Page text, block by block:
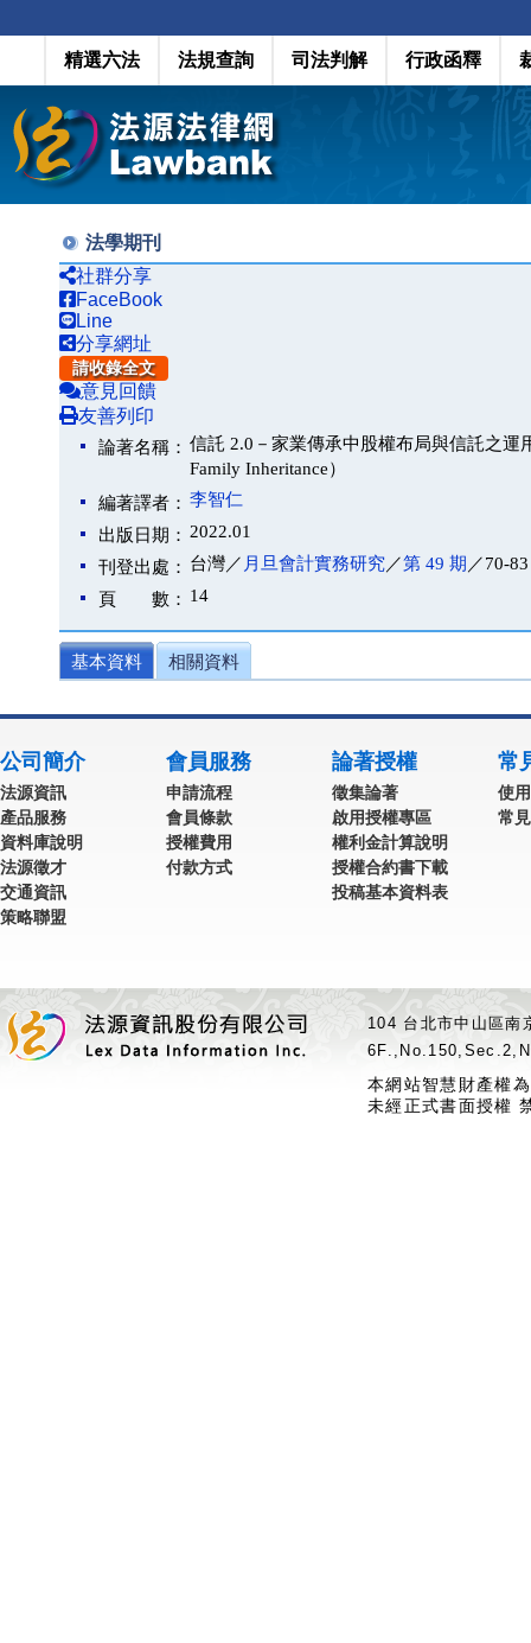
精選六法 法規查詢 司法判解 行政函釋
法學期刊
社群分享
FaceBook
Line
分享網址
請收錄全文
意見回饋
友善列印
論著名稱： 信託 2.0－家業傳承中股權布局與信託之運
Family Inheritance）
編著譯者： 李智仁
出版日期： 2022.01
刊登出處： 台灣／ 月旦會計實務研究／第 49 期 ／70-
頁 數： 14
基本資料 相關資料
公司簡介
法源資訊
產品服務
資料庫說明
法源徵才
交通資訊
策略聯盟
會員服務
申請流程
會員條款
授權費用
付款方式
論著授權
徵集論著
啟用授權專區
權利金計算說明
授權合約書下載
投稿基本資料表
常
使
常
104 台北市中山區
本網站智慧財產權
未經正式書面授權